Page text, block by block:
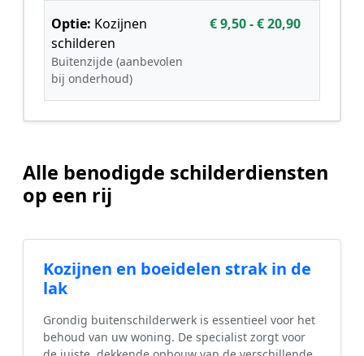
Optie: Kozijnen
schilderen
Buitenzijde (aanbevolen
bij onderhoud)
€ 9,50 - € 20,90
Alle benodigde schilderdiensten
op een rij
Kozijnen en boeidelen strak in de
lak
Grondig buitenschilderwerk is essentieel voor het
behoud van uw woning. De specialist zorgt voor